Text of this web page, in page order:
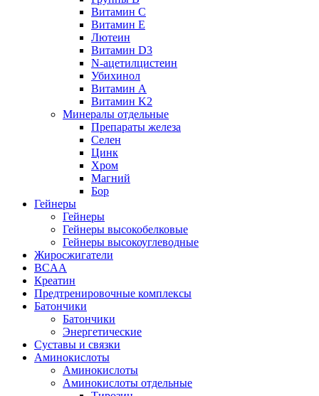
Витамин С
Витамин Е
Лютеин
Витамин D3
N-ацетилцистеин
Убихинол
Витамин А
Витамин K2
Минералы отдельные
Препараты железа
Селен
Цинк
Хром
Магний
Бор
Гейнеры
Гейнеры
Гейнеры высокобелковые
Гейнеры высокоуглеводные
Жиросжигатели
BCAA
Креатин
Предтренировочные комплексы
Батончики
Батончики
Энергетические
Суставы и связки
Аминокислоты
Аминокислоты
Аминокислоты отдельные